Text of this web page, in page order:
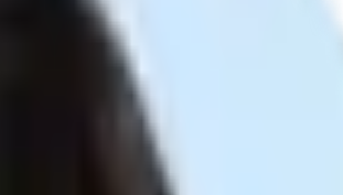
um die menschliche Erfahrung im
etwas Besonderes!
etwas Besonderes!